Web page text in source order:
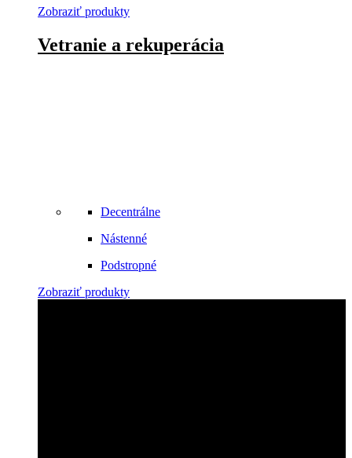
Zobraziť produkty
Vetranie a rekuperácia
Decentrálne
Nástenné
Podstropné
Zobraziť produkty